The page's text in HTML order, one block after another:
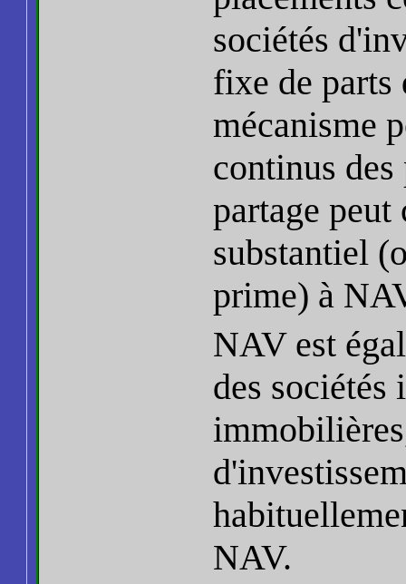
sociétés
fixe de parts
mécanisme
continus
partage peut
substantiel
prime) à
NAV est
des sociétés
NAV.